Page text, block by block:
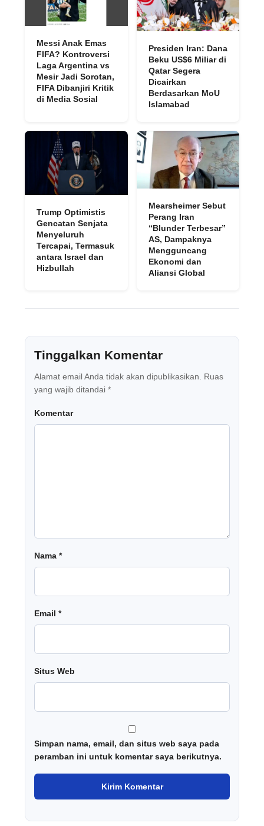
Messi Anak Emas
FIFA? Kontroversi
Laga Argentina vs
Mesir Jadi Sorotan,
FIFA Dibanjiri Kritik
di Media Sosial
Presiden Iran: Dana
Beku US$6 Miliar di
Qatar Segera
Dicairkan
Berdasarkan MoU
Islamabad
Trump Optimistis
Gencatan Senjata
Menyeluruh
Tercapai, Termasuk
antara Israel dan
Hizbullah
Mearsheimer Sebut
Perang Iran
“Blunder Terbesar”
AS, Dampaknya
Mengguncang
Ekonomi dan
Aliansi Global
Tinggalkan Komentar
Alamat email Anda tidak akan dipublikasikan. Ruas
yang wajib ditandai *
Komentar
Nama *
Email *
Situs Web
Simpan nama, email, dan situs web saya pada
peramban ini untuk komentar saya berikutnya.